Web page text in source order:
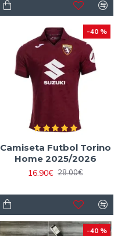
-40 %
Camiseta Futbol Torino
Home 2025/2026
16.90€ 28.00€
-40 %